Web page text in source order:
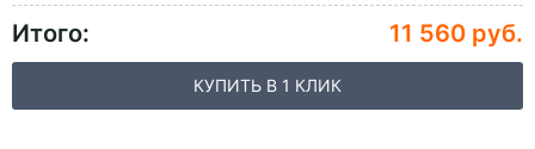
Итого: 11 560 руб.
КУПИТЬ В 1 КЛИК